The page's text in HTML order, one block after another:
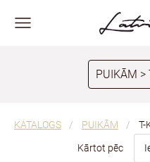
PUIKĀM >
KATALOGS PUIKĀM
T-
Kārtot pēc